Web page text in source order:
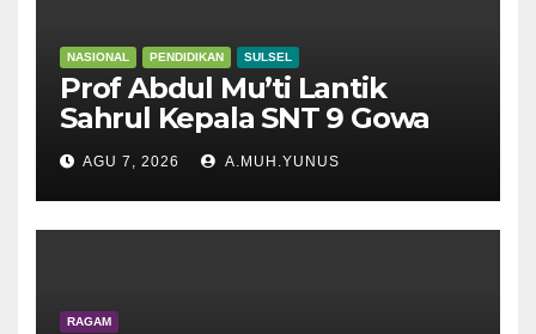
NASIONAL PENDIDIKAN SULSEL
Prof Abdul Mu’ti Lantik
Sahrul Kepala SNT 9 Gowa
AGU 7, 2026 A.MUH.YUNUS
RAGAM